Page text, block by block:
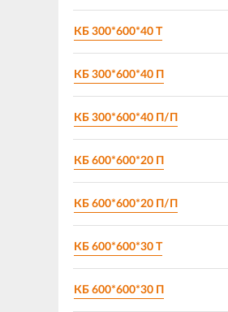
КБ 300*600*40 Т
КБ 300*600*40 П
КБ 300*600*40 П/П
КБ 600*600*20 П
КБ 600*600*20 П/П
КБ 600*600*30 Т
КБ 600*600*30 П